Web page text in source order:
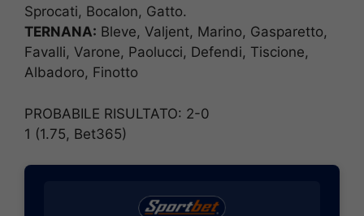
Sprocati, Bocalon, Gatto.
TERNANA: Bleve, Valjent, Marino, Gasparetto,
Favalli, Varone, Paolucci, Defendi, Tiscione,
Albadoro, Finotto
PROBABILE RISULTATO: 2-0
1 (1.75, Bet365)